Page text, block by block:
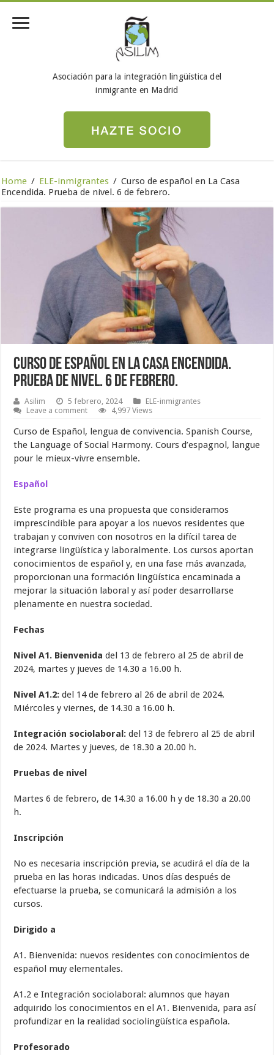
Asociación para la integración lingüística del
inmigrante en Madrid
Home / ELE-inmigrantes / Curso de español en La Casa
Encendida. Prueba de nivel. 6 de febrero.
Curso de español en La Casa Encendida.
Prueba de nivel. 6 de febrero.
Asilim 5 febrero, 2024
ELE-inmigrantes
Leave a comment
4,997 Views
Curso de Español, lengua de convivencia. Spanish Course,
the Language of Social Harmony. Cours d’espagnol, langue
pour le mieux-vivre ensemble.
Español
Este programa es una propuesta que consideramos
imprescindible para apoyar a los nuevos residentes que
trabajan y conviven con nosotros en la difícil tarea de
integrarse lingüística y laboralmente. Los cursos aportan
conocimientos de español y, en una fase más avanzada,
proporcionan una formación lingüística encaminada a
mejorar la situación laboral y así poder desarrollarse
plenamente en nuestra sociedad.
Fechas
Nivel A1. Bienvenida del 13 de febrero al 25 de abril de
2024, martes y jueves de 14.30 a 16.00 h.
Nivel A1.2:del 14 de febrero al 26 de abril de 2024.
Miércoles y viernes, de 14.30 a 16.00 h.
Integración sociolaboral: del 13 de febrero al 25 de abril
de 2024. Martes y jueves, de 18.30 a 20.00 h.
Pruebas de nivel
Martes 6 de febrero, de 14.30 a 16.00 h y de 18.30 a 20.00
h.
Inscripción
No es necesaria inscripción previa, se acudirá el día de la
prueba en las horas indicadas. Unos días después de
efectuarse la prueba, se comunicará la admisión a los
cursos.
Dirigido a
A1. Bienvenida: nuevos residentes con conocimientos de
español muy elementales.
A1.2 e Integración sociolaboral: alumnos que hayan
adquirido los conocimientos en el A1. Bienvenida, para así
profundizar en la realidad sociolingüística española.
Profesorado